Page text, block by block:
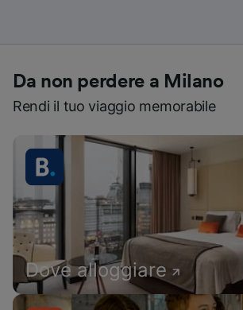
Da non perdere a Milano
Rendi il tuo viaggio memorabile
Dove alloggiare